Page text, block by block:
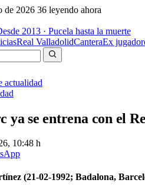
de 2026 36 leyendo ahora
2013 · Pucela hasta la muerte
Real ValladolidCanteraEx
actualidad
ya se entrena con el
10:48 h
(21-02-1992; Badalona,